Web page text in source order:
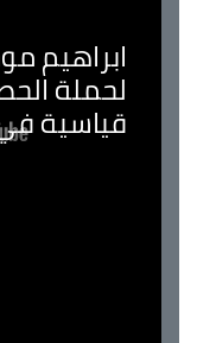
ابراهيم
لحملة
قياسية